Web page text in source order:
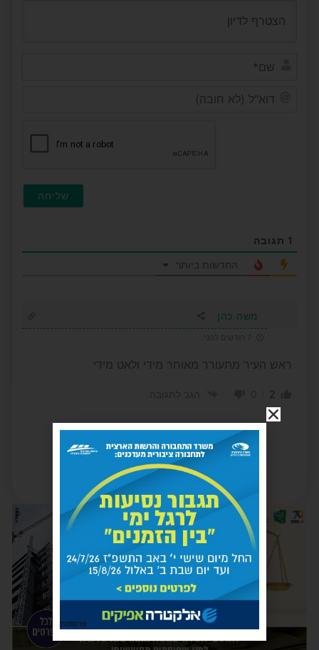
1 תגובה
החדשות ביותר
משה כהן
ראש העיר מתעורר מאוחר מידי ולאט מידי
2
פרסומת